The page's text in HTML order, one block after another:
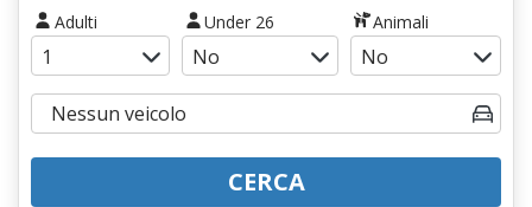
Adulti Under 26 Animali
CERCA